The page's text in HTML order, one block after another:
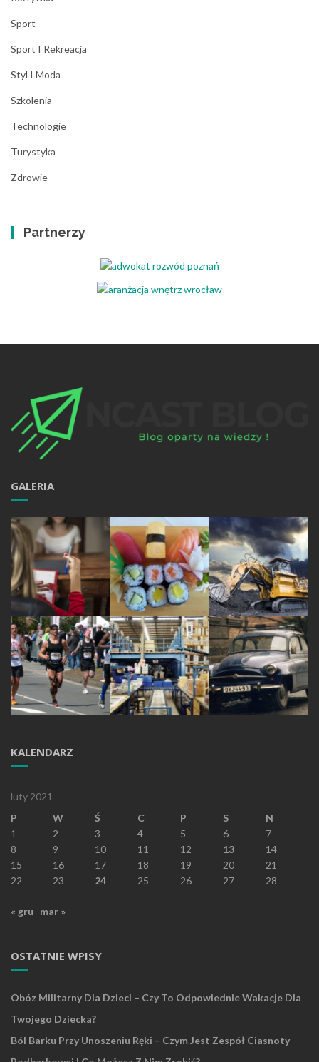
Sport
Sport I Rekreacja
Styl I Moda
Szkolenia
Technologie
Turystyka
Zdrowie
Partnerzy
GALERIA
KALENDARZ
luty 2021
P
W Ś C P S
N
1
2 3 4 5 6
7
8
9 10 11 12 13
14
15
16 17 18 19 20
21
22
23 24 25 26 27 28
« gru mar »
OSTATNIE WPISY
Obóz Militarny Dla Dzieci – Czy To Odpowiednie Wakacje Dla
Twojego Dziecka?
Ból Barku Przy Unoszeniu Ręki – Czym Jest Zespół Ciasnoty